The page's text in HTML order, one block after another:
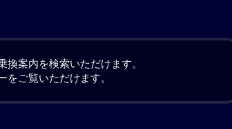
換案内を検索いただけます。
をご覧いただけます。